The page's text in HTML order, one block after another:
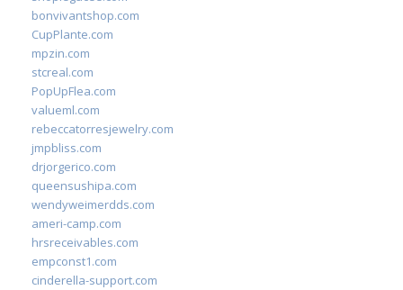
bonvivantshop.com
CupPlante.com
mpzin.com
stcreal.com
PopUpFlea.com
valueml.com
rebeccatorresjewelry.com
jmpbliss.com
drjorgerico.com
queensushipa.com
wendyweimerdds.com
ameri-camp.com
hrsreceivables.com
empconst1.com
cinderella-support.com